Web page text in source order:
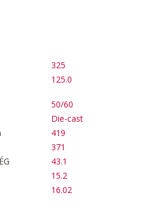
325
125.0
50/60
Die-cast
419
371
43.1
15.2
16.02